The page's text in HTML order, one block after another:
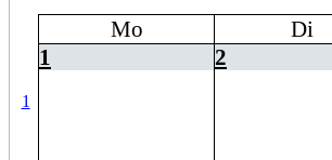
Mo Di
1
1 2